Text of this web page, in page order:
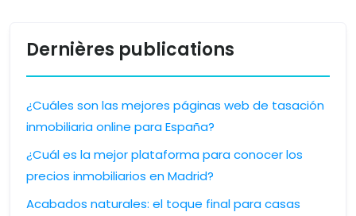
Dernières publications
¿Cuáles son las mejores páginas web de tasación
inmobiliaria online para España?
¿Cuál es la mejor plataforma para conocer los
precios inmobiliarios en Madrid?
Acabados naturales: el toque final para casas